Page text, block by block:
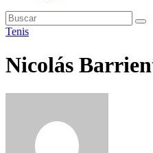
Tenis
Nicolás